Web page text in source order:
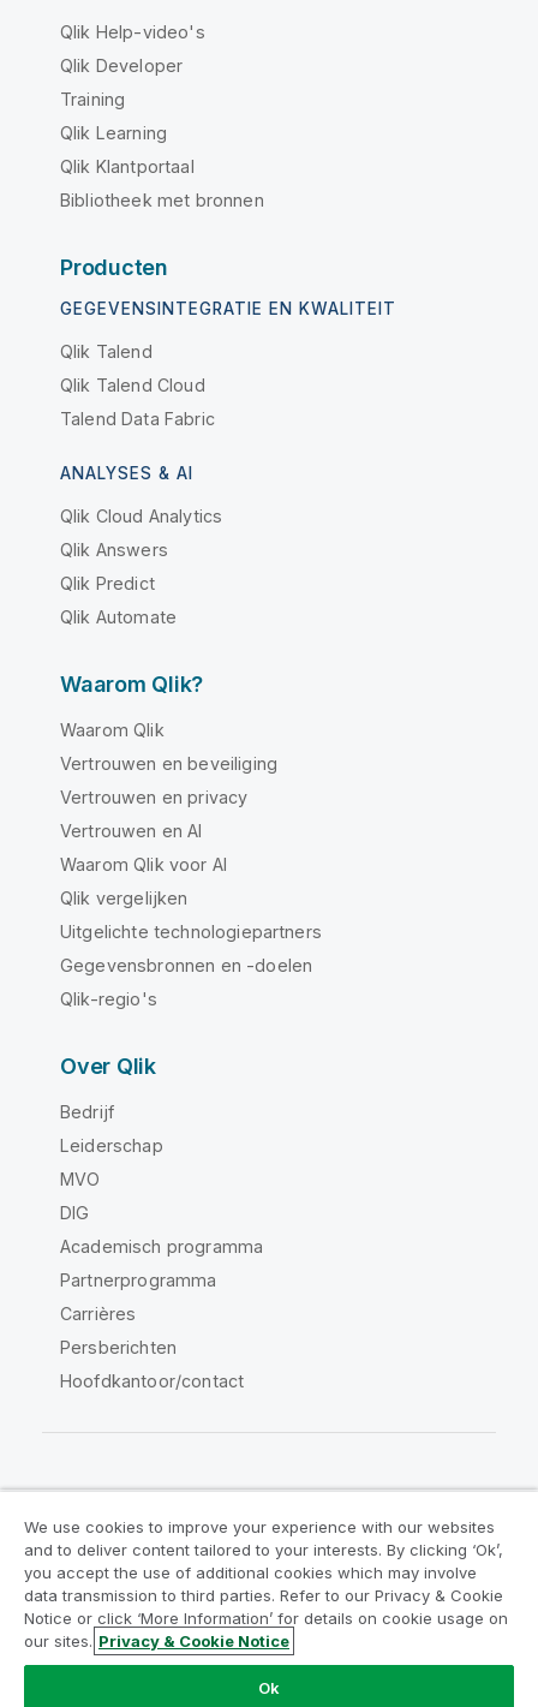
Qlik Help-video's
Qlik Developer
Training
Qlik Learning
Qlik Klantportaal
Bibliotheek met bronnen
Producten
GEGEVENSINTEGRATIE EN KWALITEIT
Qlik Talend
Qlik Talend Cloud
Talend Data Fabric
ANALYSES & AI
Qlik Cloud Analytics
Qlik Answers
Qlik Predict
Qlik Automate
Waarom Qlik?
Waarom Qlik
Vertrouwen en beveiliging
Vertrouwen en privacy
Vertrouwen en AI
Waarom Qlik voor AI
Qlik vergelijken
Uitgelichte technologiepartners
Gegevensbronnen en -doelen
Qlik-regio's
Over Qlik
Bedrijf
Leiderschap
MVO
DIG
Academisch programma
Partnerprogramma
Carrières
Persberichten
Hoofdkantoor/contact
Juridische overeenkomsten
Productvoorwaarden
Legal Policies
Legal Policies
Gebruiksvoorwaarden
Handelsmerken
Do Not Share My Info
Copyright © 1993-2026 QlikTech International AB. Alle
We use cookies to improve your experience with our websites
and to deliver content tailored to your interests. By clicking ‘Ok’,
you accept the use of additional cookies which may involve
data transmission to third parties. Refer to our Privacy & Cookie
Notice or click ‘More Information’ for details on cookie usage on
our sites. Privacy & Cookie Notice
Ok